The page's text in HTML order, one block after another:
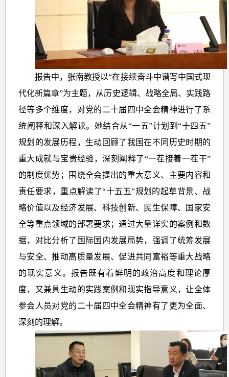
报告中，张南教授以“在接续奋斗中谱写中国式现
代化新篇章”为主题，从历史逻辑、战略全局、实践路
径等多个维度，对党的二十届四中全会精神进行了系
统阐释和深入解读。她结合从“一五”计划到“十四五”
规划的发展历程，生动回顾了我国在不同历史时期的
重大成就与宝贵经验，深刻阐释了“一茬接着一茬干”
的制度优势；围绕全会提出的重大意义、主要内容和
责任要求，重点解读了“十五五”规划的起草背景、战
略价值以及经济发展、科技创新、民生保障、国家安
全等重点领域的部署要求；通过大量详实的案例和数
据，对比分析了国际国内发展局势，强调了统筹发展
与安全、推动高质量发展、促进共同富裕等重大战略
的现实意义。报告既有着鲜明的政治高度和理论厚
度，又兼具生动的实践案例和现实指导意义，让全体
参会人员对党的二十届四中全会精神有了更为全面、
深刻的理解。